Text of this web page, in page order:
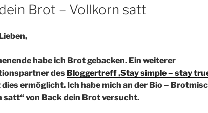
Brot – Vollkorn satt
habe ich Brot gebacken. Ein weiterer
des Bloggertreff ‚Stay simple – stay
dies ermöglicht. Ich habe mich an der Bio–
satt“ von Back dein Brot versucht.